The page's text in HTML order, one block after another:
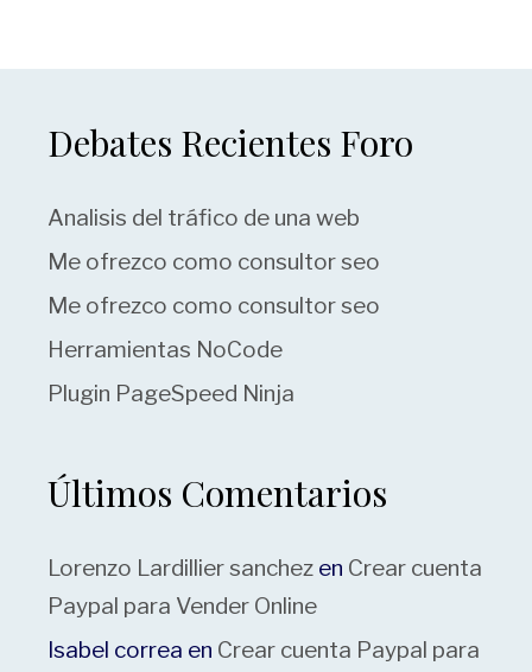
Debates Recientes Foro
Analisis del tráfico de una web
Me ofrezco como consultor seo
Me ofrezco como consultor seo
Herramientas NoCode
Plugin PageSpeed Ninja
Últimos Comentarios
Lorenzo Lardillier sanchez en Crear cuenta
Paypal para Vender Online
Isabel correa en Crear cuenta Paypal para